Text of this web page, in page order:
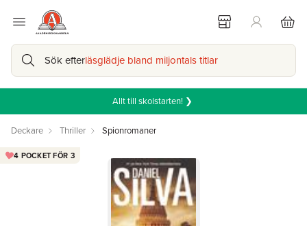
Sök efterläsglädje bland miljontals titlar
Allt till skolstarten! ❯
Deckare Thriller Spionromaner
4 POCKET FÖR 3